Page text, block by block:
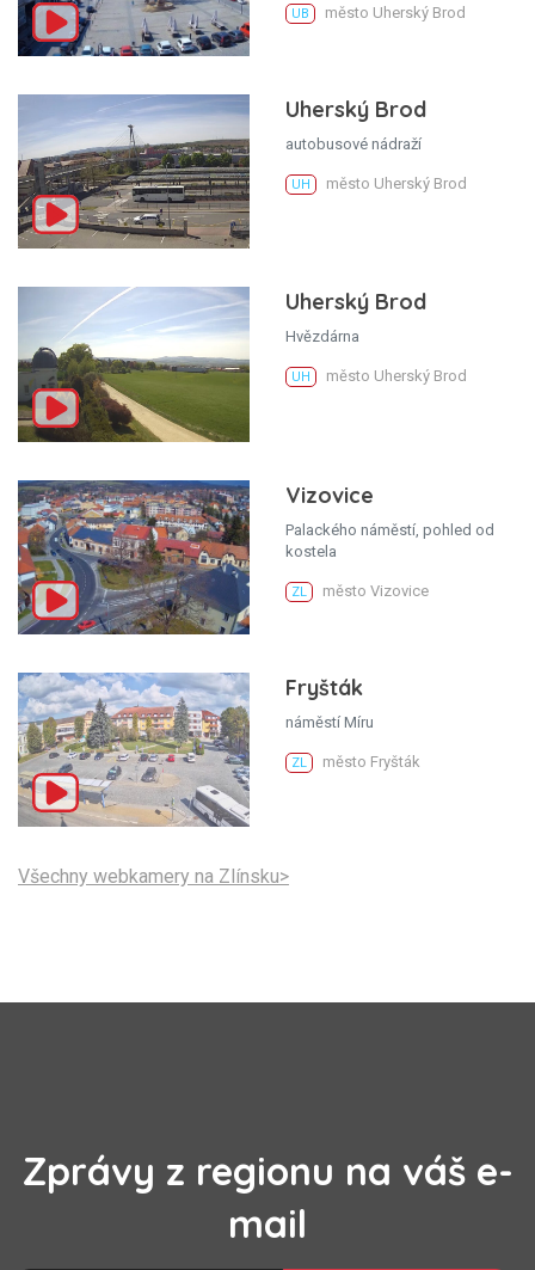
UB město Uherský Brod
Uherský Brod
autobusové nádraží
UH město Uherský Brod
Uherský Brod
Hvězdárna
UH město Uherský Brod
Vizovice
Palackého náměstí, pohled od
kostela
ZL město Vizovice
Fryšták
náměstí Míru
ZL město Fryšták
Všechny webkamery na Zlínsku>
Zprávy z regionu na váš e-
mail